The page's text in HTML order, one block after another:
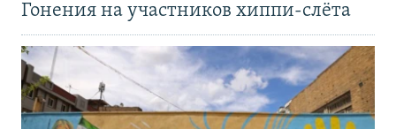
Гонения на участников хиппи-слёта